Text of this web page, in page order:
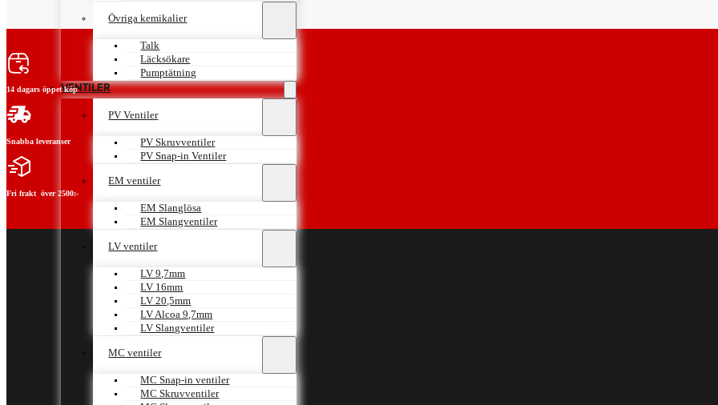
Övriga kemikalier
Talk
Läcksökare
Pumptätning
VENTILER
PV Ventiler
PV Skruvventiler
PV Snap-in Ventiler
EM ventiler
EM Slanglösa
EM Slangventiler
LV ventiler
LV 9,7mm
LV 16mm
LV 20,5mm
LV Alcoa 9,7mm
LV Slangventiler
MC ventiler
MC Snap-in ventiler
MC Skruvventiler
14 dagars öppet köp
Snabba leveranser
Fri frakt över 2500:-